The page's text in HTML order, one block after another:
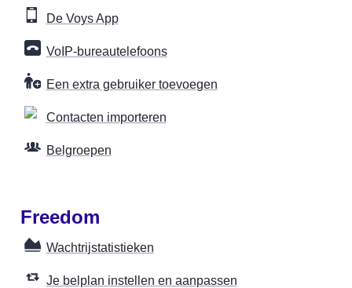
De Voys App
VoIP-bureautelefoons
Een extra gebruiker toevoegen
Contacten importeren
Belgroepen
Freedom
Wachtrijstatistieken
Je belplan instellen en aanpassen